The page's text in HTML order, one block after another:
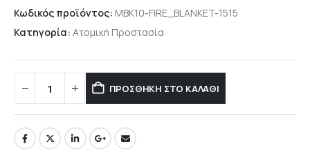
Κωδικός προϊόντος: MBK10-FIRE_BLANKET-1515
Κατηγορία: Ατομική Προστασία
ΠΡΟΣΘΉΚΗ ΣΤΟ ΚΑΛΆΘΙ